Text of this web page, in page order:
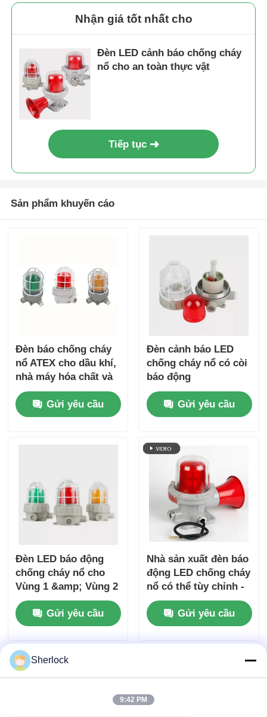
Nhận giá tốt nhất cho
Đèn LED cảnh báo chống cháy
nổ cho an toàn thực vật
Tiếp tục
Sản phẩm khuyến cáo
Đèn báo chống cháy
nổ ATEX cho dầu khí,
nhà máy hóa chất và
khu vực nguy hiểm
Gửi yêu cầu
Đèn cảnh báo LED
chống cháy nổ có còi
báo động
Gửi yêu cầu
Đèn LED báo động
chống cháy nổ cho
Vùng 1 &amp; Vùng 2
Gửi yêu cầu
Nhà sản xuất đèn báo
động LED chống cháy
nổ có thể tùy chỉnh -
Vận chuyển nhanh
Gửi yêu cầu
Sherlock
9:42 PM